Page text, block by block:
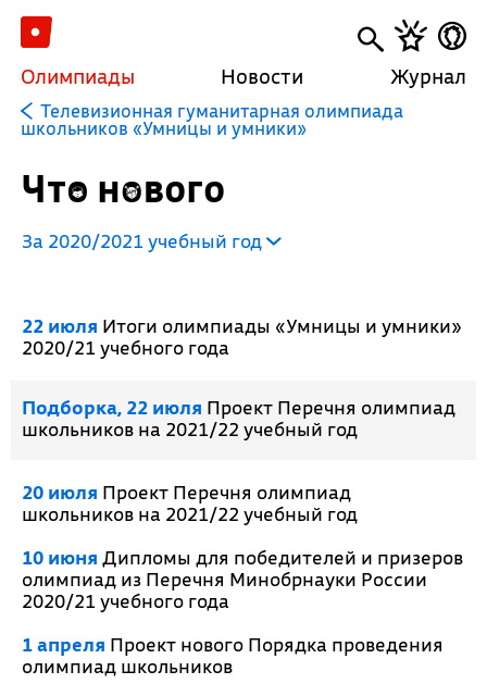
Олимпиады Новости Журнал
Телевизионная гуманитарная олимпиада
школьников «Умницы и умники»
Что нового
За 2020/2021 учебный год
22 июля Итоги олимпиады «Умницы и умники»
2020/21 учебного года
Подборка, 22 июля Проект Перечня олимпиад
школьников на 2021/22 учебный год
20 июля Проект Перечня олимпиад
школьников на 2021/22 учебный год
10 июня Дипломы для победителей и призеров
олимпиад из Перечня Минобрнауки России
2020/21 учебного года
1 апреля Проект нового Порядка проведения
олимпиад школьников